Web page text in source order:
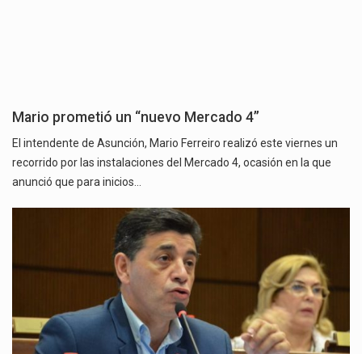
Mario prometió un “nuevo Mercado 4”
El intendente de Asunción, Mario Ferreiro realizó este viernes un
recorrido por las instalaciones del Mercado 4, ocasión en la que
anunció que para inicios…